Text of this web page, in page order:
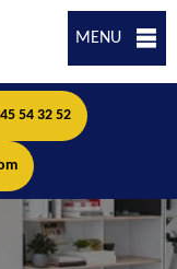
MENU
54 32 52